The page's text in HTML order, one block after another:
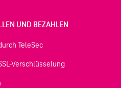
UND BEZAHLEN
TeleSec
Verschlüsselung